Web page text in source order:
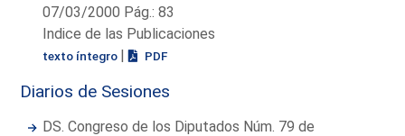
07/03/2000 Pág.: 83
Indice de las Publicaciones
texto íntegro | PDF
Diarios de Sesiones
DS. Congreso de los Diputados Núm. 79 de